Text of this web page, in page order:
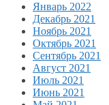
Январь 2022
Декабрь 2021
Ноябрь 2021
Октябрь 2021
Сентябрь 2021
Август 2021
Июль 2021
Июнь 2021